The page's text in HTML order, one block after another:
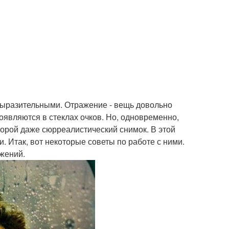
Отражение - вещь довольно
в стеклах очков. Но, одновременно,
даже сюрреалистический снимок. В этой
Итак, вот некоторые советы по работе с ними.